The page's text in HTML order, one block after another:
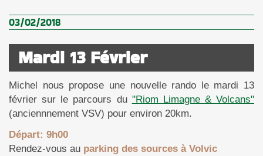
03/02/2018
Mardi 13 Février
Michel nous propose une nouvelle rando le mardi 13
février sur le parcours du "Riom Limagne & Volcans"
(anciennnement VSV) pour environ 20km.
Départ: 9h00
Rendez-vous au parking des sources à Volvic